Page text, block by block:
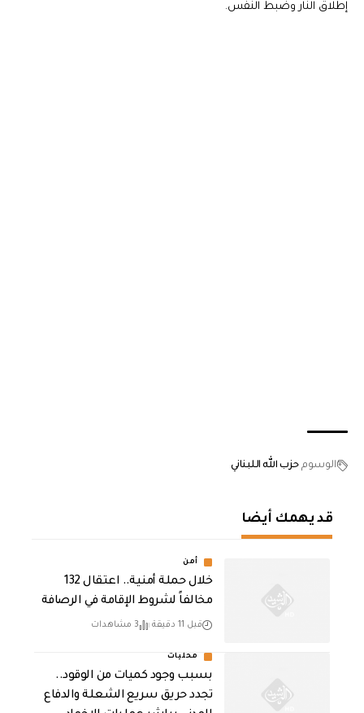
إطلاق النار وضبط النفس.
الوسوم حزب الله اللبناني
قد يهمك أيضا
أمن
خلال حملة أمنية.. اعتقال 132
مخالفاً لشروط الإقامة في الرصافة
قبل 11 دقيقة 3 مشاهدات
محليات
بسبب وجود كميات من الوقود..
تجدد حريق سريع الشعلة والدفاع